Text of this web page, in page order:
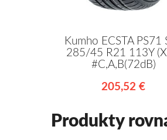
Kumho ECSTA PS71
285/45 R21 113Y
#C,A,B(72dB)
205,52 €
Produkty